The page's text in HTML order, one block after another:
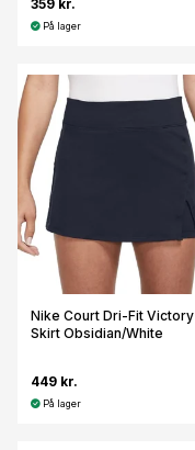
359 kr.
På lager
Nike Court Dri-Fit Victory
Skirt Obsidian/White
449 kr.
På lager